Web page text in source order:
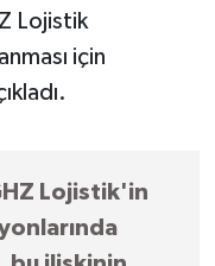
Lojistik
için
Lojistik'in